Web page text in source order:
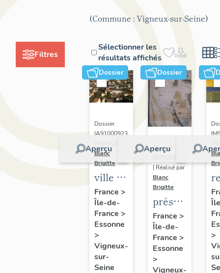
Filtres
(Commune : Vigneux-sur-Seine)
Sélectionner les
résultats affichés
Dossier
Aperçu
Dossier
IA91000923
Blanc
Brigitte
ville de
Vigneux-
sur-
Seine
France >
Île-de-
France >
Essonne
>
Vigneux-
sur-
Seine
Dossier
Aperçu
Dossier
| Réalisé par
Blanc
Brigitte
présentation
de
l'étude
du
patrimoine
de
France >
Île-de-
France >
Essonne
>
Vigneux-
à
>